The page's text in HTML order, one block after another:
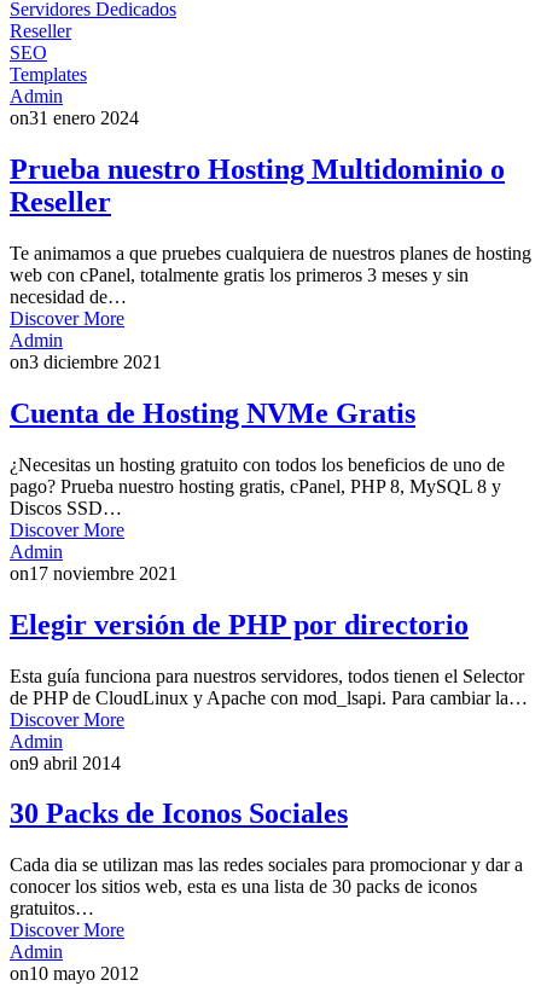
Servidores Dedicados
Reseller
SEO
Templates
Admin
on31 enero 2024
Prueba nuestro Hosting Multidominio o
Reseller
Te animamos a que pruebes cualquiera de nuestros planes de hosting
web con cPanel, totalmente gratis los primeros 3 meses y sin
necesidad de…
Discover More
Admin
on3 diciembre 2021
Cuenta de Hosting NVMe Gratis
¿Necesitas un hosting gratuito con todos los beneficios de uno de
pago? Prueba nuestro hosting gratis, cPanel, PHP 8, MySQL 8 y
Discos SSD…
Discover More
Admin
on17 noviembre 2021
Elegir versión de PHP por directorio
Esta guía funciona para nuestros servidores, todos tienen el Selector
de PHP de CloudLinux y Apache con mod_lsapi. Para cambiar la…
Discover More
Admin
on9 abril 2014
30 Packs de Iconos Sociales
Cada dia se utilizan mas las redes sociales para promocionar y dar a
conocer los sitios web, esta es una lista de 30 packs de iconos
gratuitos…
Discover More
Admin
on10 mayo 2012